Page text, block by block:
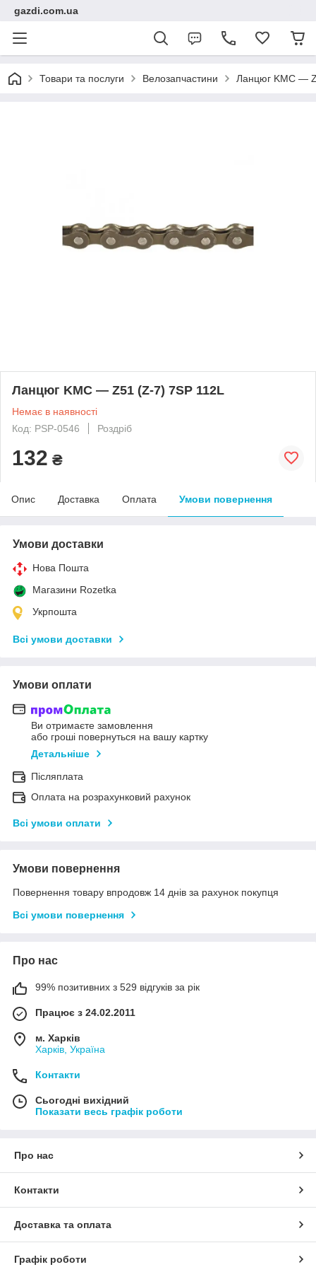
gazdi.com.ua
Товари та послуги Велозапчастини Ланцюг KMC —
Ланцюг KMC — Z51 (Z-7) 7SP 112L
Немає в наявності
Код: PSP-0546
Роздріб
132 ₴
Опис Доставка Оплата Умови повернення
Умови доставки
Нова Пошта
Магазини Rozetka
Укрпошта
Всі умови доставки
Умови оплати
Ви отримаєте замовлення
або гроші повернуться на вашу картку
Детальніше
Післяплата
Оплата на розрахунковий рахунок
Всі умови оплати
Умови повернення
Повернення товару впродовж 14 днів за рахунок покупця
Всі умови повернення
Про нас
99% позитивних з 529 відгуків за рік
Працює з 24.02.2011
м. Харків
Харків, Україна
Контакти
Сьогодні вихідний
Показати весь графік роботи
Про нас
Контакти
Доставка та оплата
Графік роботи